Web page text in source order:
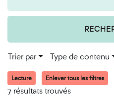
Trier par Type de contenu
Lecture Enlever tous les filtres
7 résultats trouvés